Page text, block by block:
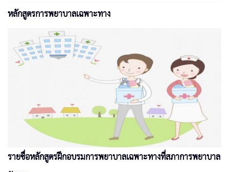
หลักสูตรการพยาบาลเฉพาะทาง
รายชื่อหลักสูตรฝึกอบรมการพยาบาลเฉพาะทางที่สภาการพยาบาล